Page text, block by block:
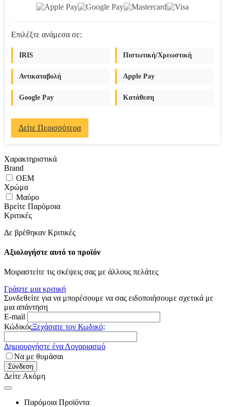
Επιλέξτε ανάμεσα σε:
IRIS Πιστωτική/Χρεωστική
Αντικαταβολή Apple Pay
Google Pay Κατάθεση
Δείτε Περισσότερα
Χαρακτηριστικά
Brand
OEM
Χρώμα
Μαύρο
Βρείτε Παρόμοια
Κριτικές
Δε βρέθηκαν Κριτικές
Αξιολογήστε αυτό το προϊόν
Μοιραστείτε τις σκέψεις σας με άλλους πελάτες
Γράψτε μια κριτική
Συνδεθείτε για να μπορέσουμε να σας ειδοποιήσουμε σχετικά με
μια απάντηση
E-mail
ΚώδικόςΞεχάσατε τον Κωδικό;
Δημιουργήστε ένα Λογαριασμό
Να με θυμάσαι
Σύνδεση
Δείτε Ακόμη
Παρόμοια Προϊόντα